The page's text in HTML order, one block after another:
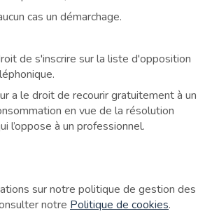
cas un démarchage.
de s'inscrire sur la liste d'opposition
a le droit de recourir gratuitement à un
en vue de la résolution
l’oppose à un professionnel.
sur notre politique de gestion des
notre Politique de cookies.